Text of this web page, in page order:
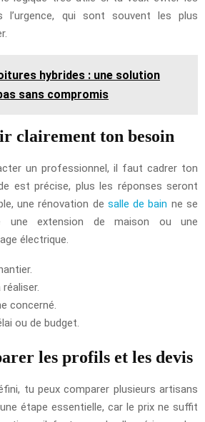
l’urgence, qui sont souvent les plus
hybrides : une solution
sans compromis
clairement ton besoin
un professionnel, il faut cadrer ton
est précise, plus les réponses seront
une rénovation de salle de bain ne se
une extension de maison ou une
électrique.
concerné.
ou de budget.
les profils et les devis
tu peux comparer plusieurs artisans
étape essentielle, car le prix ne suffit